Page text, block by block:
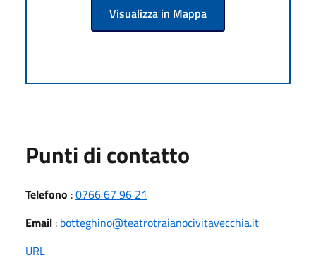
Visualizza in Mappa
Punti di contatto
Telefono :0766 67 96 21
Email : botteghino@teatrotraianocivitavecchia.it
URL